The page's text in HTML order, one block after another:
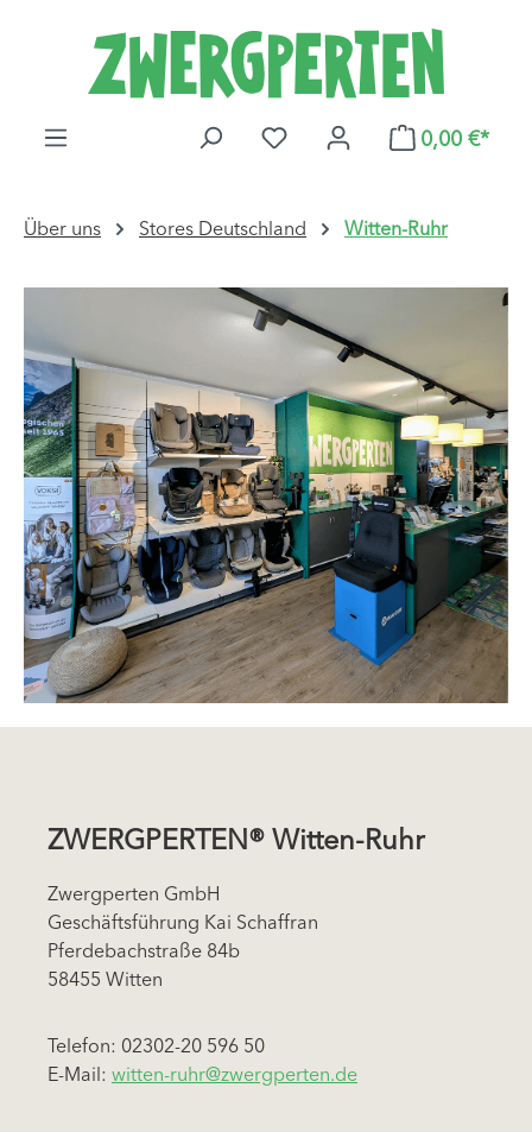
Zum Hauptinhalt springen
DU HAST 0 PRODUKTE AUF
0,00 €*
Über uns Stores Deutschland Witten-Ruhr
ZWERGPERTEN® Witten-Ruhr
Zwergperten GmbH
Geschäftsführung Kai Schaffran
Pferdebachstraße 84b
58455 Witten
Telefon: 02302-20 596 50
E-Mail: witten-ruhr@zwergperten.de